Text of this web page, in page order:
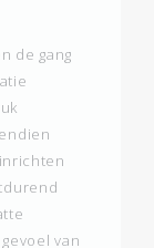
de gang
van